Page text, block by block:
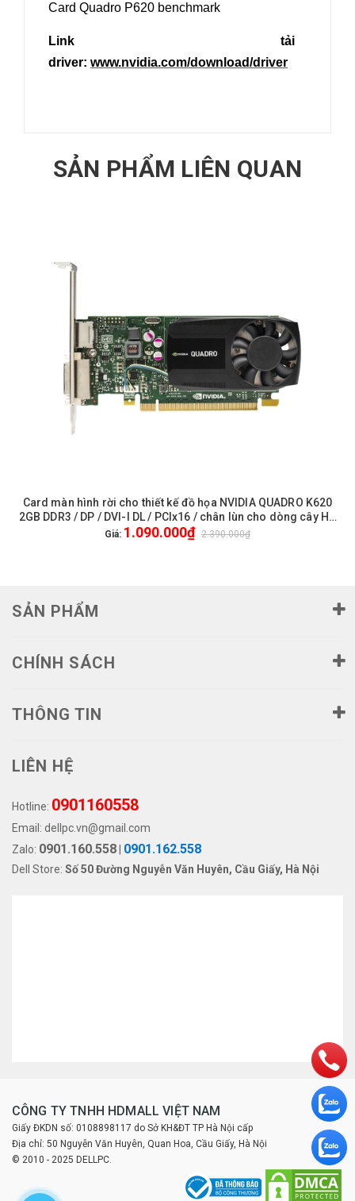
Card Quadro P620 benchmark
Link tải
driver: www.nvidia.com/download/driver
SẢN PHẨM LIÊN QUAN
Card màn hình rời cho thiết kế đồ họa NVIDIA QUADRO K620
2GB DDR3 / DP / DVI-I DL / PCIx16 / chân lùn cho dòng cây HP
và Dell nhỏ - Like New / Bảo hành 24 tháng
Giá: 1.090.000₫ 2.390.000₫
SẢN PHẨM
CHÍNH SÁCH
THÔNG TIN
LIÊN HỆ
Hotline: 0901160558
Email: dellpc.vn@gmail.com
Zalo: 0901.160.558 0901.162.558
Dell Store: Số 50 Đường Nguyễn Văn Huyên, Cầu Giấy, Hà Nội
CÔNG TY TNHH HDMALL VIỆT NAM
Giấy ĐKDN số: 0108898117 do Sở KH&ĐT TP Hà Nội cấp
Địa chỉ: 50 Nguyễn Văn Huyên, Quan Hoa, Cầu Giấy, Hà Nội
© 2010 - 2025 DELLPC.